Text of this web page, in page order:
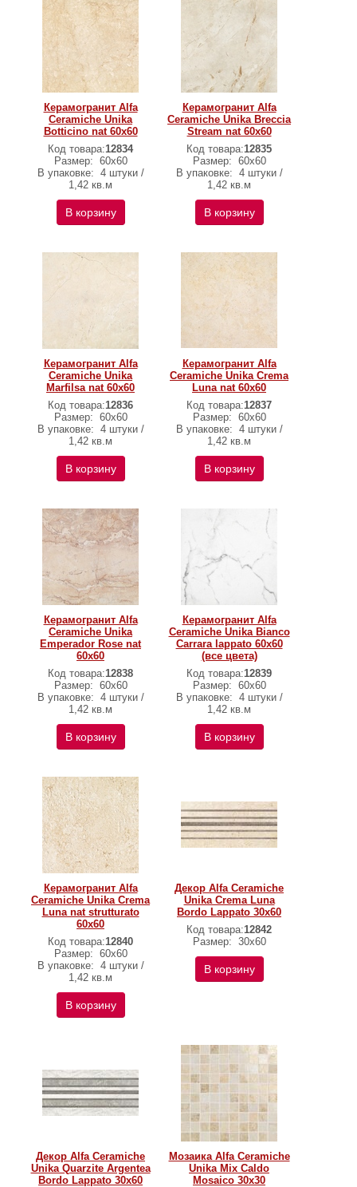
Керамогранит Alfa
Ceramiche Unika
Botticino nat 60х60
Код товара:12834
Размер: 60х60
В упаковке: 4 штуки /
1,42 кв.м
В корзину
Керамогранит Alfa
Ceramiche Unika Breccia
Stream nat 60х60
Код товара:12835
Размер: 60х60
В упаковке: 4 штуки /
1,42 кв.м
В корзину
Керамогранит Alfa
Ceramiche Unika
Marfilsa nat 60х60
Код товара:12836
Размер: 60х60
В упаковке: 4 штуки /
1,42 кв.м
В корзину
Керамогранит Alfa
Ceramiche Unika Crema
Luna nat 60х60
Код товара:12837
Размер: 60х60
В упаковке: 4 штуки /
1,42 кв.м
В корзину
Керамогранит Alfa
Ceramiche Unika
Emperador Rose nat
60х60
Код товара:12838
Размер: 60х60
В упаковке: 4 штуки /
1,42 кв.м
В корзину
Керамогранит Alfa
Ceramiche Unika Bianco
Carrara lappato 60х60
(все цвета)
Код товара:12839
Размер: 60х60
В упаковке: 4 штуки /
1,42 кв.м
В корзину
Керамогранит Alfa
Ceramiche Unika Crema
Luna nat strutturato
60х60
Код товара:12840
Размер: 60х60
В упаковке: 4 штуки /
1,42 кв.м
В корзину
Декор Alfa Ceramiche
Unika Crema Luna
Bordo Lappato 30х60
Код товара:12842
Размер: 30х60
В корзину
Декор Alfa Ceramiche
Unika Quarzite Argentea
Bordo Lappato 30х60
Мозаика Alfa Ceramiche
Unika Mix Caldo
Mosaico 30х30